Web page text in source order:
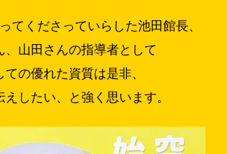
てくださっていらした池田館長、
、山田さんの指導者として
の優れた資質は是非、
したい、と強く思います。